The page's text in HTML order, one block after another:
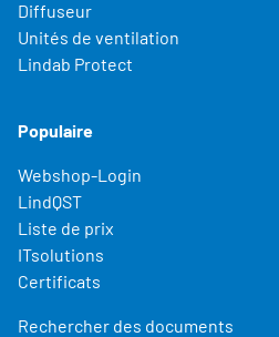
Diffuseur
Unités de ventilation
Lindab Protect
Populaire
Webshop-Login
LindQST
Liste de prix
ITsolutions
Certificats
Rechercher des documents